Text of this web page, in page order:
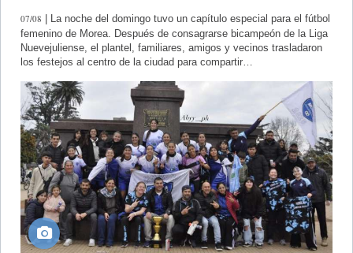
07/08 | La noche del domingo tuvo un capítulo especial para el fútbol
femenino de Morea. Después de consagrarse bicampeón de la Liga
Nuevejuliense, el plantel, familiares, amigos y vecinos trasladaron
los festejos al centro de la ciudad para compartir…